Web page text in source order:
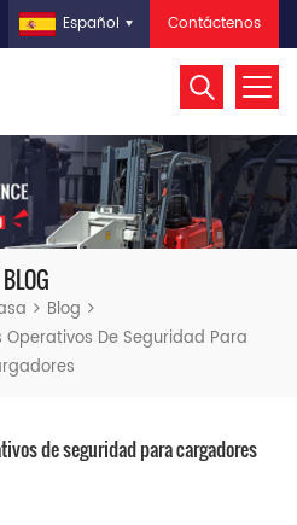
Contáctenos
Español
BLOG
Blog
De Seguridad Para
de seguridad para cargadores